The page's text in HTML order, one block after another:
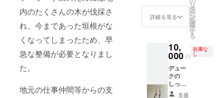
内のたくさんの木が伐採さ
れ、今まであった垣根がな
くなってしまったため、早
急な整備が必要となりまし
た。
地元の仕事仲間等からの支
※10月〜
11月・
３月〜
随時 ※
デュー
クが元
気な限
り有効
(１支援
限り掲載 掲載方
法：文字のみ ✱
をご記入くださ
い。 乗馬体験の
デュークが元気
なうちは有効 ✱
乗馬体験は小学
生以上。体重制
詳細を見る
リ
タ
ー
ン
を
選
択
す
る
10,
000 円
在庫な
し
デュー
クの
しっぽ
のお守
支援